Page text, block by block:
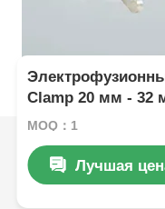
Clamp 20 мм - 32
MOQ：1
Лучшая